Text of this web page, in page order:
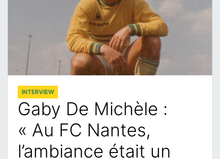
INTERVIEW
Gaby De Michèle :
« Au FC Nantes,
l’ambiance était un